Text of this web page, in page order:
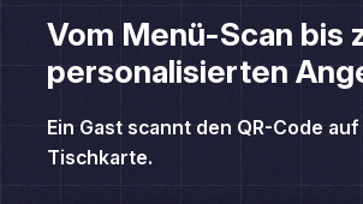
personalisierten
Tischkarte.
Zapier protokolliert den Scan und löst